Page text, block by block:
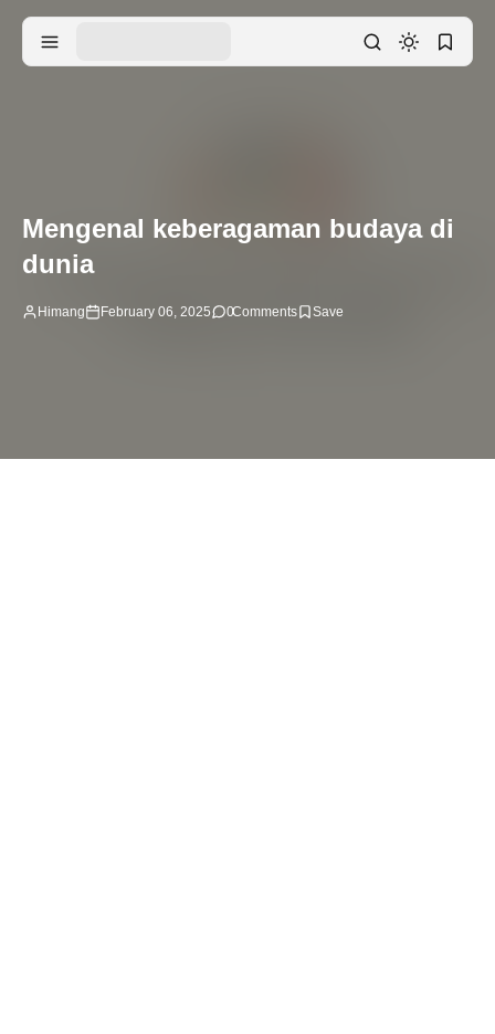
Mengenal keberagaman budaya di
dunia
Himang February 06, 2025 0Comments